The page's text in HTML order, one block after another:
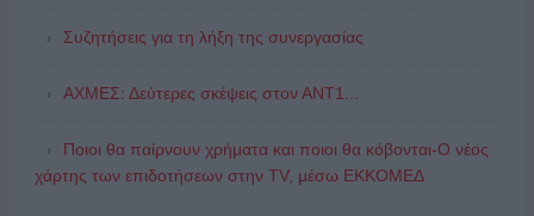
Συζητήσεις για τη λήξη της συνεργασίας
ΑΧΜΕΣ: Δεύτερες σκέψεις στον ΑΝΤ1...
Ποιοι θα παίρνουν χρήματα και ποιοι θα κόβονται-Ο νέος
χάρτης των επιδοτήσεων στην TV, μέσω ΕΚΚΟΜΕΔ